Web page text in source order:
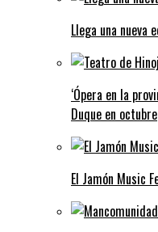
Llega una nueva
‘Ópera en la
Duque en octubre
El Jamón Music